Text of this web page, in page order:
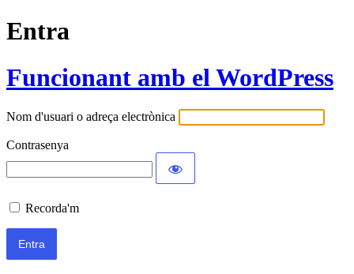
Entra
Funcionant amb el WordPress
Nom d'usuari o adreça electrònica
Contrasenya
Recorda'm